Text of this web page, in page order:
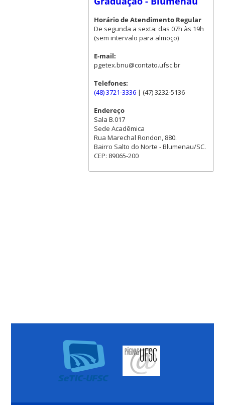
Horário de Atendimento Regular
De segunda a sexta: das 07h às 19h
(sem intervalo para almoço)
E-mail:
pgetex.bnu@contato.ufsc.br
Telefones:
(48) 3721-3336| (47) 3232-5136
Endereço
Sala B.017
Sede Acadêmica
Rua Marechal Rondon, 880.
Bairro Salto do Norte - Blumenau/SC.
CEP: 89065-200